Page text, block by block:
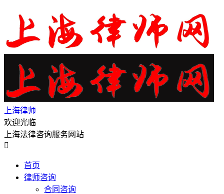
上海律师
欢迎光临
上海法律咨询服务网站

首页
律师咨询
合同咨询